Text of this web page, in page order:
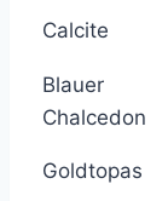
Calcite
Blauer
Chalcedon
Goldtopas